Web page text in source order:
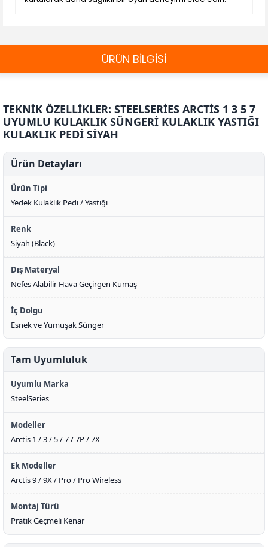
ÜRÜN BİLGİSİ
TEKNİK ÖZELLİKLER: STEELSERİES ARCTİS 1 3 5 7
UYUMLU KULAKLIK SÜNGERİ KULAKLIK YASTIĞI
KULAKLIK PEDİ SİYAH
Ürün Detayları
Ürün Tipi
Yedek Kulaklık Pedi / Yastığı
Renk
Siyah (Black)
Dış Materyal
Nefes Alabilir Hava Geçirgen Kumaş
İç Dolgu
Esnek ve Yumuşak Sünger
Tam Uyumluluk
Uyumlu Marka
SteelSeries
Modeller
Arctis 1 / 3 / 5 / 7 / 7P / 7X
Ek Modeller
Arctis 9 / 9X / Pro / Pro Wireless
Montaj Türü
Pratik Geçmeli Kenar